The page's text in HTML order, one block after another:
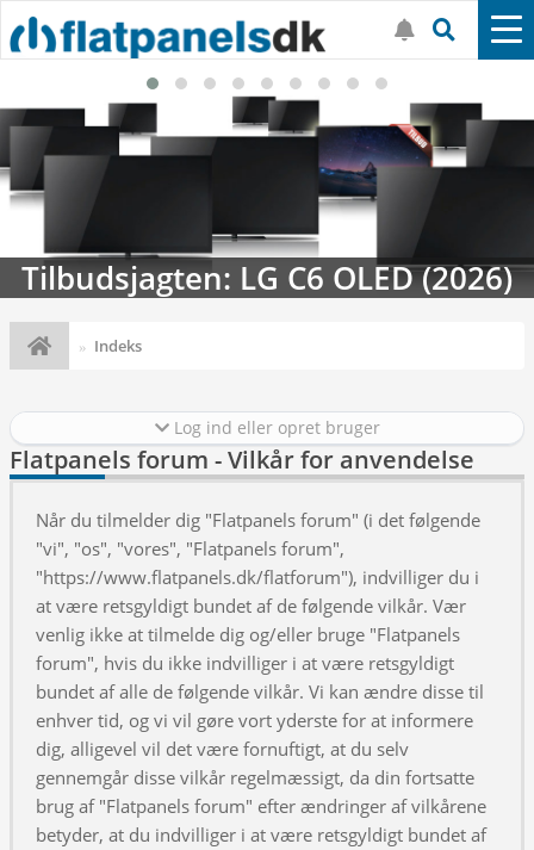
Tilbudsjagten: LG C6 OLED (2026)
Indeks
Log ind eller opret bruger
Flatpanels forum - Vilkår for anvendelse
Når du tilmelder dig "Flatpanels forum" (i det følgende
"vi", "os", "vores", "Flatpanels forum",
"https://www.flatpanels.dk/flatforum"), indvilliger du i
at være retsgyldigt bundet af de følgende vilkår. Vær
venlig ikke at tilmelde dig og/eller bruge "Flatpanels
forum", hvis du ikke indvilliger i at være retsgyldigt
bundet af alle de følgende vilkår. Vi kan ændre disse til
enhver tid, og vi vil gøre vort yderste for at informere
dig, alligevel vil det være fornuftigt, at du selv
gennemgår disse vilkår regelmæssigt, da din fortsatte
brug af "Flatpanels forum" efter ændringer af vilkårene
betyder, at du indvilliger i at være retsgyldigt bundet af